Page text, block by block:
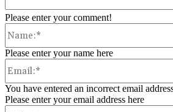
Please enter your comment!
Please enter your name here
You have entered an incorrect email
Please enter your email address here